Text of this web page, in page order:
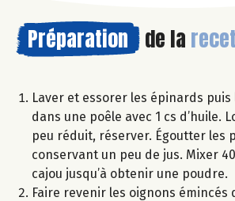
Préparation de la
Laver et essorer les épinards
dans une poêle avec 1 cs d’huile.
peu réduit, réserver. Égoutter les
conservant un peu de jus. Mixer
cajou jusqu’à obtenir une poudre.
Faire revenir les oignons émincés